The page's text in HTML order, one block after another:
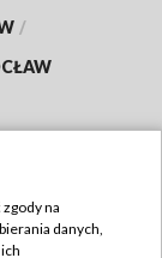
/
na
danych,